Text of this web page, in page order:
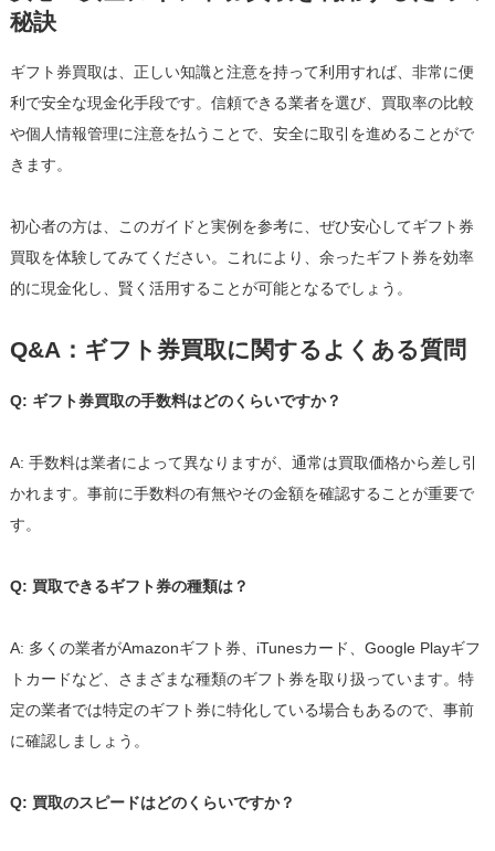
秘訣
ギフト券買取は、正しい知識と注意を持って利用すれば、非常に便
利で安全な現金化手段です。信頼できる業者を選び、買取率の比較
や個人情報管理に注意を払うことで、安全に取引を進めることがで
きます。
初心者の方は、このガイドと実例を参考に、ぜひ安心してギフト券
買取を体験してみてください。これにより、余ったギフト券を効率
的に現金化し、賢く活用することが可能となるでしょう。
Q&A：ギフト券買取に関するよくある質問
Q: ギフト券買取の手数料はどのくらいですか？
A: 手数料は業者によって異なりますが、通常は買取価格から差し引
かれます。事前に手数料の有無やその金額を確認することが重要で
す。
Q: 買取できるギフト券の種類は？
A: 多くの業者がAmazonギフト券、iTunesカード、Google Playギフ
トカードなど、さまざまな種類のギフト券を取り扱っています。特
定の業者では特定のギフト券に特化している場合もあるので、事前
に確認しましょう。
Q: 買取のスピードはどのくらいですか？